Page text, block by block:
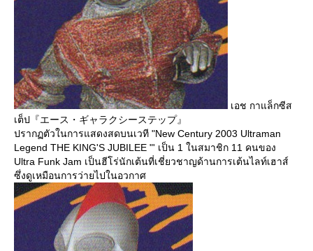
เอช กาแล็กซีส
เต็ป『エース・ギャラクシーステップ』
ปรากฏตัวในการแสดงสดบนเวที "New Century 2003 Ultraman
Legend THE KING'S JUBILEE "' เป็น 1 ในสมาชิก 11 คนของ
Ultra Funk Jam เป็นฮีโร่นักเต้นที่เชี่ยวชาญด้านการเต้นไลท์เฮาส์
ซึ่งดูเหมือนการว่ายไปในอวกาศ